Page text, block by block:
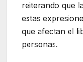
reiterando que
estas
que afectan el
personas.